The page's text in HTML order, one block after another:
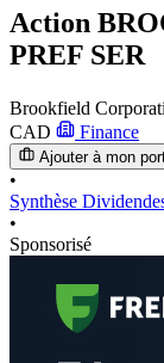
Action
PREF SER
Brookfield
CAD
Finance
Ajouter à mon
•
Synthèse
•
Sponsorisé